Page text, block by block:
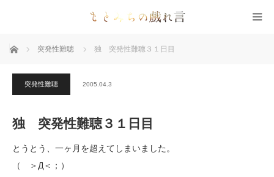
ホーム 突発性難聴 独 突発性難聴３１日目
突発性難聴 2005.04.3
独 突発性難聴３１日目
とうとう、一ヶ月を超えてしまいました。
（ ＞Д＜；）